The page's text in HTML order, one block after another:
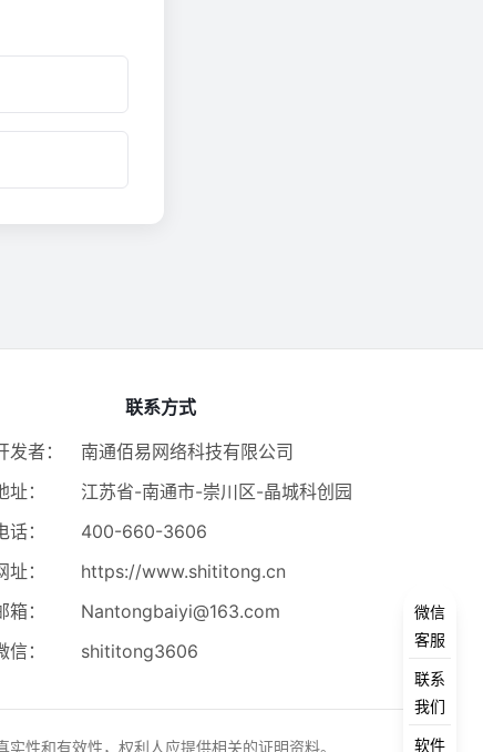
联系方式
发者：
南通佰易网络科技有限公司
址：
江苏省-南通市-崇川区-晶城科创园
话：
400-660-3606
址：
https://www.shititong.cn
箱：
Nantongbaiyi@163.com
信：
shititong3606
性和有效性，权利人应提供相关的证明资料。
微信
客服
联系
我们
软件